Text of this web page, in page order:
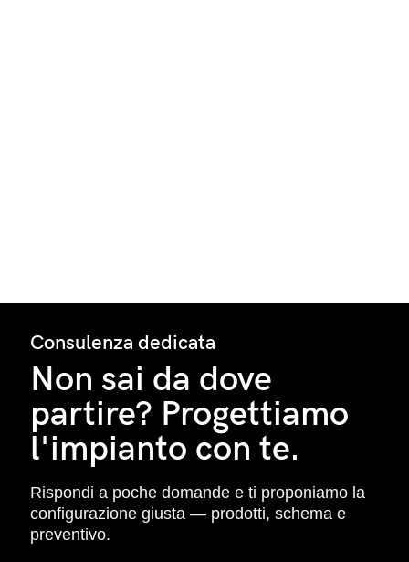
Consulenza dedicata
Non sai da dove
partire? Progettiamo
l'impianto con te.
Rispondi a poche domande e ti proponiamo la
configurazione giusta — prodotti, schema e
preventivo.